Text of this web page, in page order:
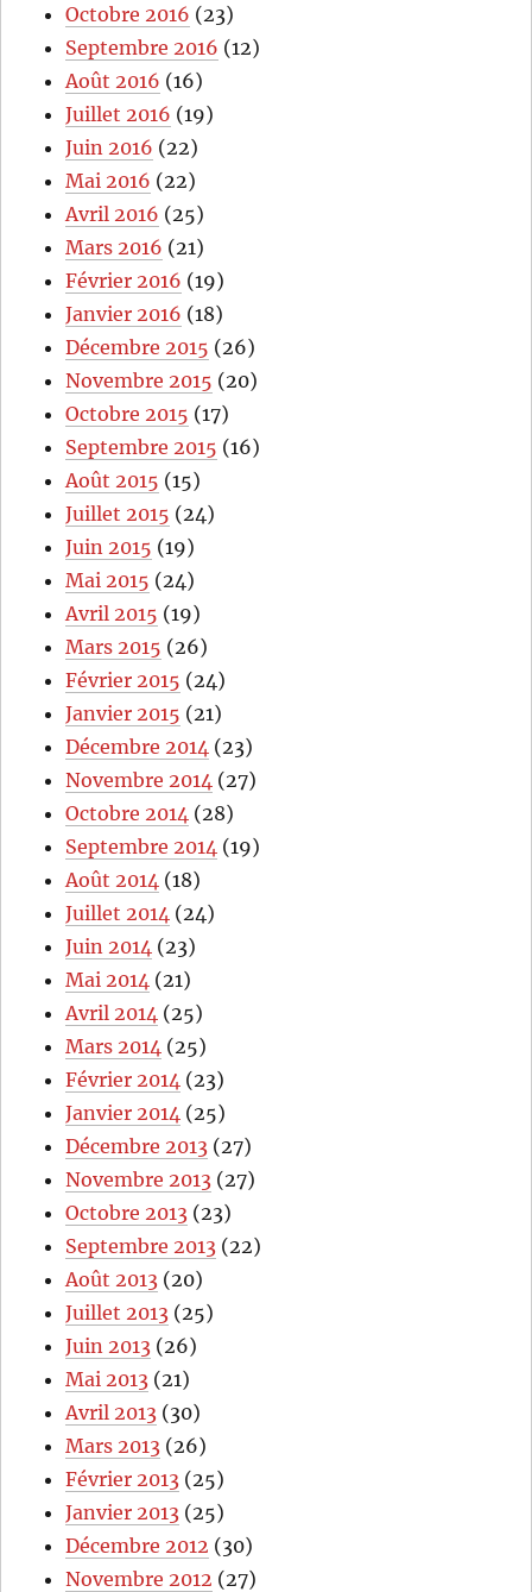
Octobre 2016 (23)
Septembre 2016 (12)
Août 2016 (16)
Juillet 2016 (19)
Juin 2016 (22)
Mai 2016 (22)
Avril 2016 (25)
Mars 2016 (21)
Février 2016 (19)
Janvier 2016 (18)
Décembre 2015 (26)
Novembre 2015 (20)
Octobre 2015 (17)
Septembre 2015 (16)
Août 2015 (15)
Juillet 2015 (24)
Juin 2015 (19)
Mai 2015 (24)
Avril 2015 (19)
Mars 2015 (26)
Février 2015 (24)
Janvier 2015 (21)
Décembre 2014 (23)
Novembre 2014 (27)
Octobre 2014 (28)
Septembre 2014 (19)
Août 2014 (18)
Juillet 2014 (24)
Juin 2014 (23)
Mai 2014 (21)
Avril 2014 (25)
Mars 2014 (25)
Février 2014 (23)
Janvier 2014 (25)
Décembre 2013 (27)
Novembre 2013 (27)
Octobre 2013 (23)
Septembre 2013 (22)
Août 2013 (20)
Juillet 2013 (25)
Juin 2013 (26)
Mai 2013 (21)
Avril 2013 (30)
Mars 2013 (26)
Février 2013 (25)
Janvier 2013 (25)
Décembre 2012 (30)
Novembre 2012 (27)